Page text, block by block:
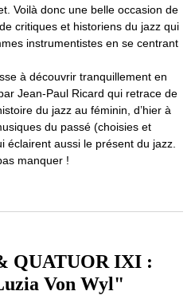
Voilà donc une belle occasion de
critiques et historiens du jazz qui
instrumentistes en se centrant
à découvrir tranquillement en
Jean-Paul Ricard qui retrace de
du jazz au féminin, d’hier à
du passé (choisies et
éclairent aussi le présent du jazz.
manquer !
QUATUOR IXI :
Von Wyl"